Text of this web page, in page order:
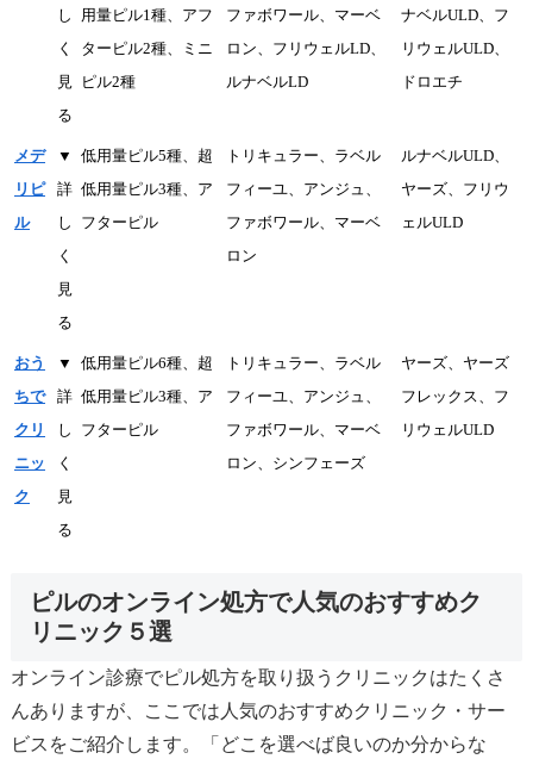
し
く
見
る
用量ピル1種、アフ
ターピル2種、ミニ
ピル2種
ファボワール、マーベ
ロン、フリウェルLD、
ルナベルLD
ナベルULD、フ
リウェルULD、
ドロエチ
メデ
リピ
ル
▼
詳
し
く
見
る
低用量ピル5種、超
低用量ピル3種、ア
フターピル
トリキュラー、ラベル
フィーユ、アンジュ、
ファボワール、マーベ
ロン
ルナベルULD、
ヤーズ、フリウ
ェルULD
おう
ちで
クリ
ニッ
ク
▼
詳
し
く
見
る
低用量ピル6種、超
低用量ピル3種、ア
フターピル
トリキュラー、ラベル
フィーユ、アンジュ、
ファボワール、マーベ
ロン、シンフェーズ
ヤーズ、ヤーズ
フレックス、フ
リウェルULD
ピルのオンライン処方で人気のおすすめク
リニック５選
オンライン診療でピル処方を取り扱うクリニックはたくさ
んありますが、ここでは人気のおすすめクリニック・サー
ビスをご紹介します。「どこを選べば良いのか分からな